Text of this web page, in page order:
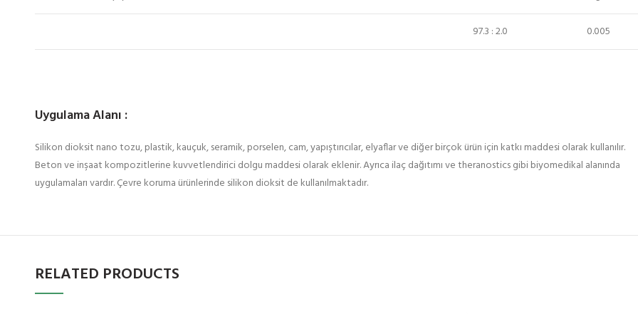
97.3 : 2.0 0.005
Uygulama Alanı :
Silikon dioksit nano tozu, plastik, kauçuk, seramik, porselen, cam, yapıştırıcılar, elyaflar ve diğer birçok ürün için katkı maddesi olarak kullanılır.
Beton ve inşaat kompozitlerine kuvvetlendirici dolgu maddesi olarak eklenir. Ayrıca ilaç dağıtımı ve theranostics gibi biyomedikal alanında
uygulamaları vardır. Çevre koruma ürünlerinde silikon dioksit de kullanılmaktadır.
RELATED PRODUCTS